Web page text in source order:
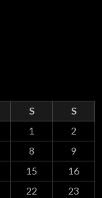
S
S
1
2
8
9
15
16
22
23